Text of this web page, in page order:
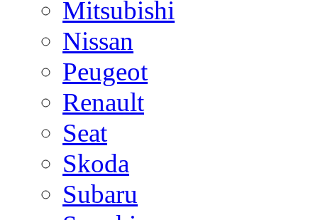
Mitsubishi
Nissan
Peugeot
Renault
Seat
Skoda
Subaru